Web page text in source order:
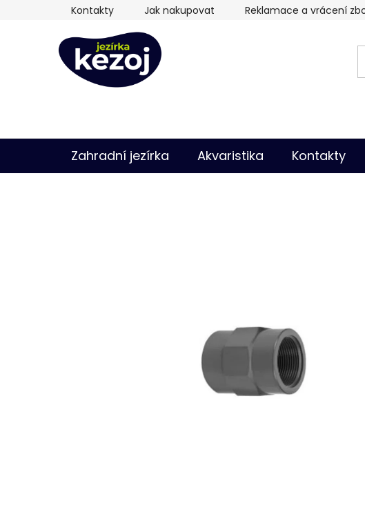
Kontakty Jak nakupovat Reklamace a vrácení
Zahradní jezírka Akvaristika Kontakty